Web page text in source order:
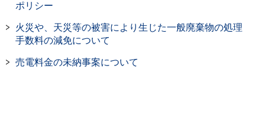
ポリシー
火災や、天災等の被害により生じた一般廃棄物の処理
手数料の減免について
売電料金の未納事案について